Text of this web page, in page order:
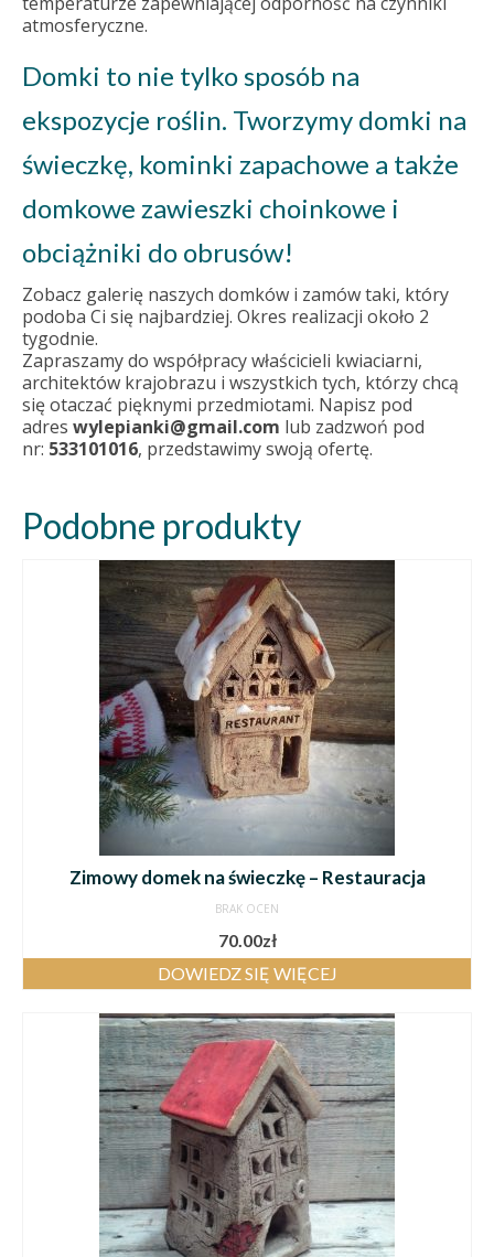
atmosferyczne.
Domki to nie tylko sposób na
ekspozycje roślin. Tworzymy domki na
świeczkę, kominki zapachowe a także
domkowe zawieszki choinkowe i
obciążniki do obrusów!
Zobacz galerię naszych domków i zamów taki, który
podoba Ci się najbardziej. Okres realizacji około 2
tygodnie.
Zapraszamy do współpracy właścicieli kwiaciarni,
architektów krajobrazu i wszystkich tych, którzy chcą
się otaczać pięknymi przedmiotami. Napisz pod
adres wylepianki@gmail.com lub zadzwoń pod
nr: 533101016, przedstawimy swoją ofertę.
Podobne produkty
Zimowy domek na świeczkę – Restauracja
BRAK OCEN
70.00zł
DOWIEDZ SIĘ WIĘCEJ